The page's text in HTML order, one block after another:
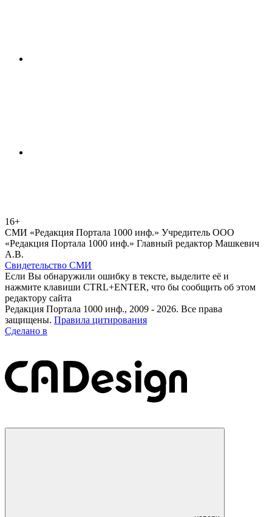
16+
СМИ «Редакция Портала 1000 инф.» Учредитель ООО
«Редакция Портала 1000 инф.» Главный редактор Машкевич
А.В.
Свидетельство СМИ
Если Вы обнаружили ошибку в тексте, выделите её и
нажмите клавиши CTRL+ENTER, что бы сообщить об этом
редактору сайта
Редакция Портала 1000 инф., 2009 - 2026. Все права
защищены. Правила цитирования
Сделано в